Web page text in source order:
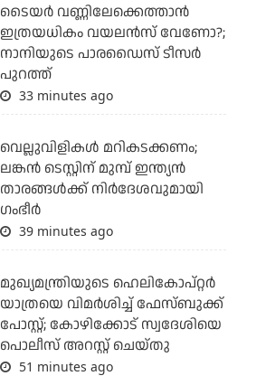
ടൈയര്‍ വണ്ണിലേക്കെത്താന്‍
ഇത്രയധികം വയലന്‍സ് വേണോ?;
നാനിയുടെ പാരഡൈസ് ടീസര്‍
പുറത്ത്
33 minutes ago
വെല്ലുവിളികള്‍ മറികടക്കണം;
ലങ്കന്‍ ടെസ്റ്റിന് മുമ്പ് ഇന്ത്യന്‍
താരങ്ങള്‍ക്ക് നിര്‍ദേശവുമായി
ഗംഭീര്‍
39 minutes ago
മുഖ്യമന്ത്രിയുടെ ഹെലികോപ്റ്റര്‍
യാത്രയെ വിമര്‍ശിച്ച് ഫേസ്ബുക്ക്
പോസ്റ്റ്; കോഴിക്കോട് സ്വദേശിയെ
പൊലീസ് അറസ്റ്റ് ചെയ്തു
51 minutes ago